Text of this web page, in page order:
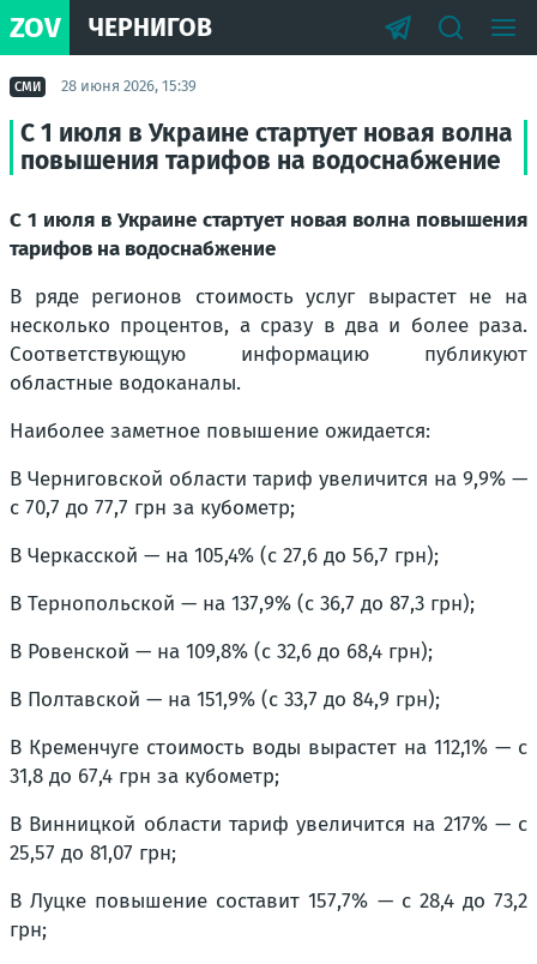
ZOV ЧЕРНИГОВ
СМИ 28 июня 2026, 15:39
С 1 июля в Украине стартует новая волна
повышения тарифов на водоснабжение
С 1 июля в Украине стартует новая волна повышения
тарифов на водоснабжение
В ряде регионов стоимость услуг вырастет не на
несколько процентов, а сразу в два и более раза.
Соответствующую информацию публикуют
областные водоканалы.
Наиболее заметное повышение ожидается:
В Черниговской области тариф увеличится на 9,9% —
с 70,7 до 77,7 грн за кубометр;
В Черкасской — на 105,4% (с 27,6 до 56,7 грн);
В Тернопольской — на 137,9% (с 36,7 до 87,3 грн);
В Ровенской — на 109,8% (с 32,6 до 68,4 грн);
В Полтавской — на 151,9% (с 33,7 до 84,9 грн);
В Кременчуге стоимость воды вырастет на 112,1% — с
31,8 до 67,4 грн за кубометр;
В Винницкой области тариф увеличится на 217% — с
25,57 до 81,07 грн;
В Луцке повышение составит 157,7% — с 28,4 до 73,2
грн;